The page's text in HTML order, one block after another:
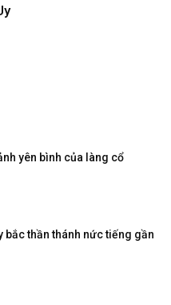
yên bình của làng cổ
bắc thần thánh nức tiếng gần